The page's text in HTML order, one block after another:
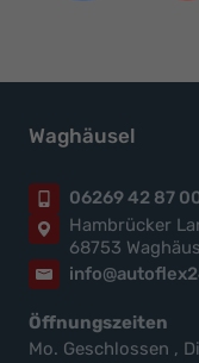
Waghäusel
06269 42 87
Hambrücker
68753
Öffnungszeiten
Mo. Geschlossen ,